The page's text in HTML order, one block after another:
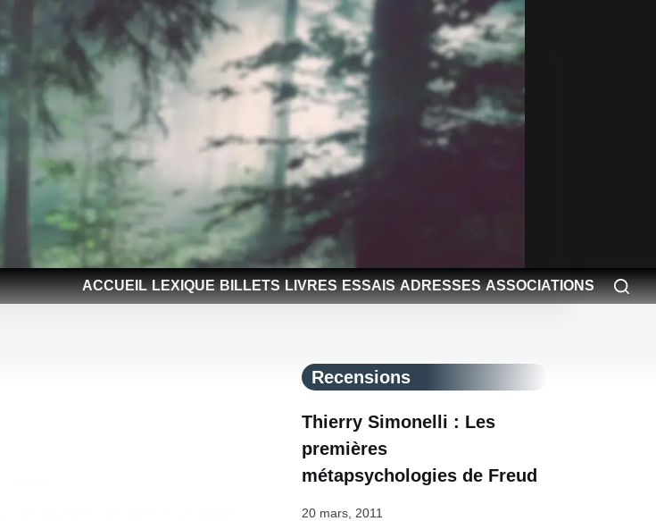
ACCUEIL LEXIQUE BILLETS LIVRES ESSAIS ADRESSES ASSOCIATIONS
Recensions
Thierry Simonelli : Les
premières
métapsychologies de Freud
20 mars, 2011